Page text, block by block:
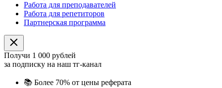
Работа для преподавателей
Работа для репетиторов
Партнерская программа
Получи 1 000 рублей
за подписку на наш тг-канал
📚 Более 70% от цены реферата